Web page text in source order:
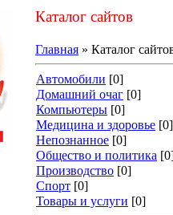
Каталог сайтов
Главная » Каталог
Автомобили [0]
Домашний очаг [0]
Компьютеры [0]
Медицина и здоровье [0]
Непознанное [0]
Общество и политика
Производство [0]
Спорт [0]
Товары и услуги [0]